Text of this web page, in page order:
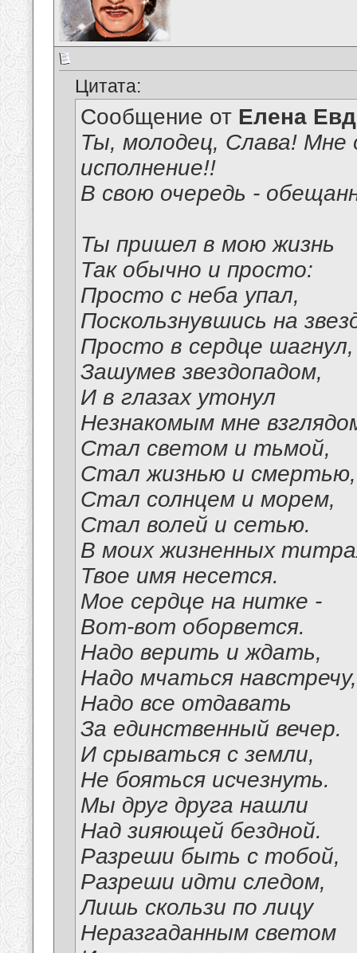
Цитата:
Сообщение от Елена
Ты, молодец, Слава! Мне
исполнение!!
В свою очередь -
Ты пришел в мою жизнь
Так обычно и просто:
Просто с неба упал,
Поскользнувшись на
Просто в сердце шагнул,
Зашумев звездопадом,
И в глазах утонул
Незнакомым мне
Стал светом и тьмой,
Стал жизнью и смертью,
Стал солнцем и морем,
Стал волей и сетью.
В моих жизненных
Твое имя несется.
Мое сердце на нитке -
Вот-вот оборвется.
Надо верить и ждать,
Надо мчаться навстречу,
Надо все отдавать
За единственный вечер.
И срываться с земли,
Не бояться исчезнуть.
Мы друг друга нашли
Над зияющей бездной.
Разреши быть с тобой,
Разреши идти следом,
Лишь скользи по лицу
Неразгаданным светом